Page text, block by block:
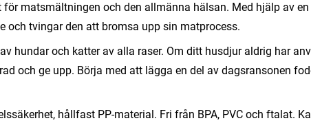
matsmältningen och den allmänna hälsan. Med hjälp av
och tvingar den att bromsa upp sin matprocess.
hundar och katter av alla raser. Om ditt husdjur aldrig har
och ge upp. Börja med att lägga en del av dagsransonen
hållfast PP-material. Fri från BPA, PVC och ftalat.